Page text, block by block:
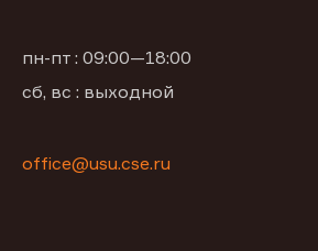
пн-пт : 09:00—18:00
сб, вс : выходной
office@usu.cse.ru